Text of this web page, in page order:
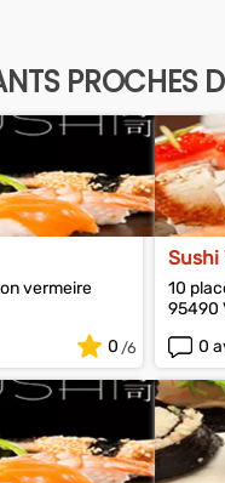
PROCHES
vermeire
0
Sushi
10
95490
0